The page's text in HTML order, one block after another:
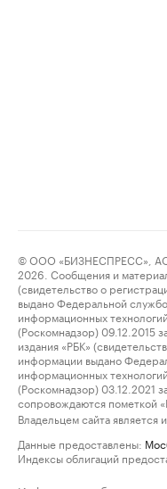
© ООО «БИЗНЕСПРЕСС»,
2026. Сообщения и
(свидетельство о
выдано Федеральной
информационных
(Роскомнадзор) 09.12.2015
издания «РБК»
информации выдано
информационных
(Роскомнадзор)
сопровождаются пометкой
Владельцем сайта является
Данные предоставлены:
Индексы облигаций